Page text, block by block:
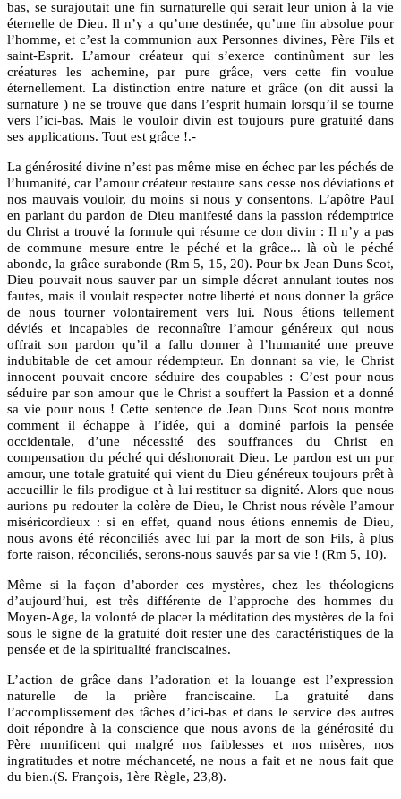
bas, se surajoutait une fin surnaturelle qui serait leur union à la vie
éternelle de Dieu. Il n’y a qu’une destinée, qu’une fin absolue pour
l’homme, et c’est la communion aux Personnes divines, Père Fils et
saint-Esprit. L’amour créateur qui s’exerce continûment sur les
créatures les achemine, par pure grâce, vers cette fin voulue
éternellement. La distinction entre nature et grâce (on dit aussi la
surnature ) ne se trouve que dans l’esprit humain lorsqu’il se tourne
vers l’ici-bas. Mais le vouloir divin est toujours pure gratuité dans
ses applications. Tout est grâce !.-
La générosité divine n’est pas même mise en échec par les péchés de
l’humanité, car l’amour créateur restaure sans cesse nos déviations et
nos mauvais vouloir, du moins si nous y consentons. L’apôtre Paul
en parlant du pardon de Dieu manifesté dans la passion rédemptrice
du Christ a trouvé la formule qui résume ce don divin : Il n’y a pas
de commune mesure entre le péché et la grâce... là où le péché
abonde, la grâce surabonde (Rm 5, 15, 20). Pour bx Jean Duns Scot,
Dieu pouvait nous sauver par un simple décret annulant toutes nos
fautes, mais il voulait respecter notre liberté et nous donner la grâce
de nous tourner volontairement vers lui. Nous étions tellement
déviés et incapables de reconnaître l’amour généreux qui nous
offrait son pardon qu’il a fallu donner à l’humanité une preuve
indubitable de cet amour rédempteur. En donnant sa vie, le Christ
innocent pouvait encore séduire des coupables : C’est pour nous
séduire par son amour que le Christ a souffert la Passion et a donné
sa vie pour nous ! Cette sentence de Jean Duns Scot nous montre
comment il échappe à l’idée, qui a dominé parfois la pensée
occidentale, d’une nécessité des souffrances du Christ en
compensation du péché qui déshonorait Dieu. Le pardon est un pur
amour, une totale gratuité qui vient du Dieu généreux toujours prêt à
accueillir le fils prodigue et à lui restituer sa dignité. Alors que nous
aurions pu redouter la colère de Dieu, le Christ nous révèle l’amour
miséricordieux : si en effet, quand nous étions ennemis de Dieu,
nous avons été réconciliés avec lui par la mort de son Fils, à plus
forte raison, réconciliés, serons-nous sauvés par sa vie ! (Rm 5, 10).
Même si la façon d’aborder ces mystères, chez les théologiens
d’aujourd’hui, est très différente de l’approche des hommes du
Moyen-Age, la volonté de placer la méditation des mystères de la foi
sous le signe de la gratuité doit rester une des caractéristiques de la
pensée et de la spiritualité franciscaines.
L’action de grâce dans l’adoration et la louange est l’expression
naturelle de la prière franciscaine. La gratuité dans
l’accomplissement des tâches d’ici-bas et dans le service des autres
doit répondre à la conscience que nous avons de la générosité du
Père munificent qui malgré nos faiblesses et nos misères, nos
ingratitudes et notre méchanceté, ne nous a fait et ne nous fait que
du bien.(S. François, 1ère Règle, 23,8).